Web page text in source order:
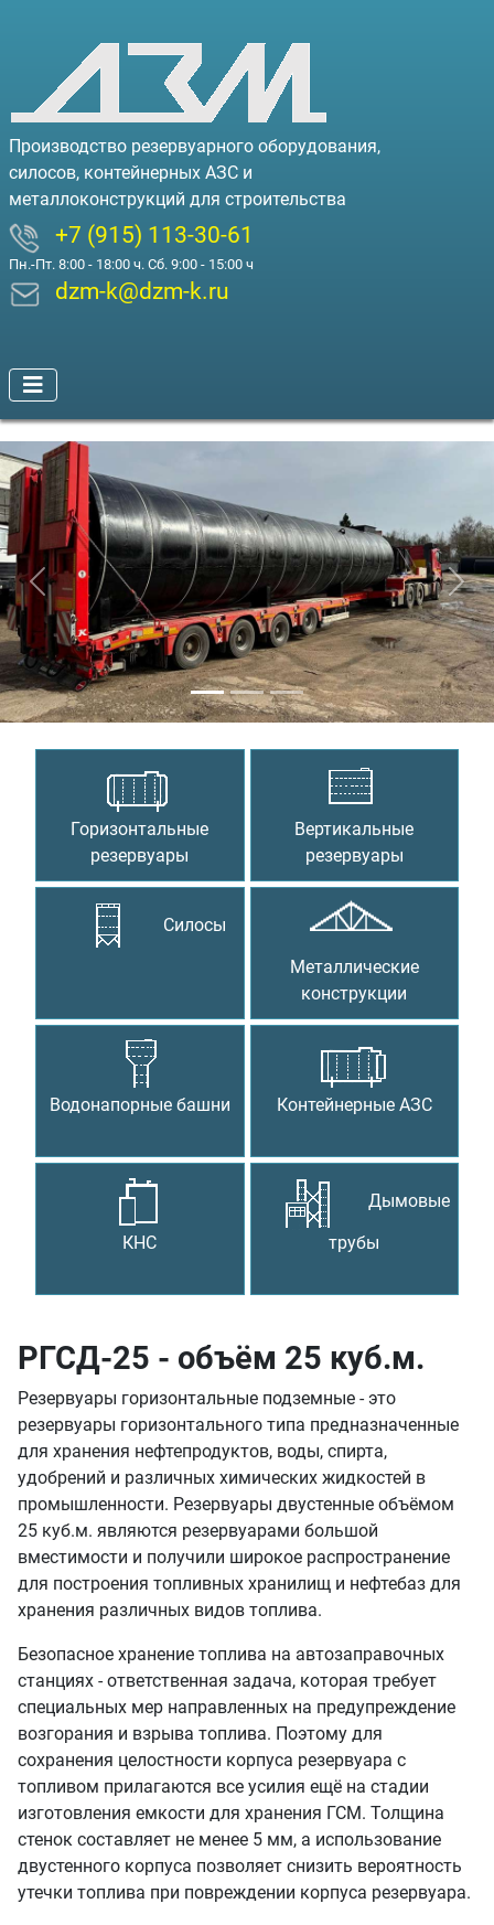
Производство резервуарного оборудования,
силосов, контейнерных АЗС и
металлоконструкций для строительства
+7 (915) 113-30-61
Пн.-Пт. 8:00 - 18:00 ч. Сб. 9:00 - 15:00 ч
dzm-k@dzm-k.ru
Предыдущий
Горизонтальные
резервуары
Вертикальные
резервуары
Силосы
Металлические
конструкции
Водонапорные башни Контейнерные АЗС
КНС
Дымовые
трубы
РГСД-25 - объём 25 куб.м.
Резервуары горизонтальные подземные - это
резервуары горизонтального типа предназначенные
для хранения нефтепродуктов, воды, спирта,
удобрений и различных химических жидкостей в
промышленности. Резервуары двустенные объёмом
25 куб.м. являются резервуарами большой
вместимости и получили широкое распространение
для построения топливных хранилищ и нефтебаз для
хранения различных видов топлива.
Безопасное хранение топлива на автозаправочных
станциях - ответственная задача, которая требует
специальных мер направленных на предупреждение
возгорания и взрыва топлива. Поэтому для
сохранения целостности корпуса резервуара с
топливом прилагаются все усилия ещё на стадии
изготовления емкости для хранения ГСМ. Толщина
стенок составляет не менее 5 мм, а использование
двустенного корпуса позволяет снизить вероятность
утечки топлива при повреждении корпуса резервуара.